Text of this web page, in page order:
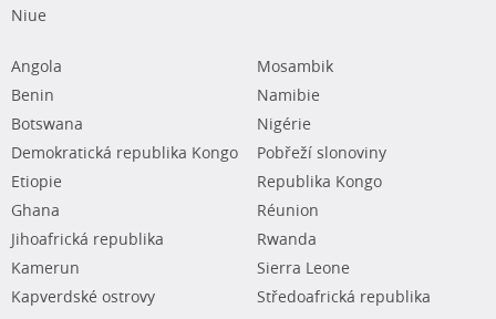
Niue
Angola
Benin
Botswana
Demokratická republika Kongo
Etiopie
Ghana
Jihoafrická republika
Kamerun
Kapverdské ostrovy
Mosambik
Namibie
Nigérie
Pobřeží slonoviny
Republika Kongo
Réunion
Rwanda
Sierra Leone
Středoafrická republika